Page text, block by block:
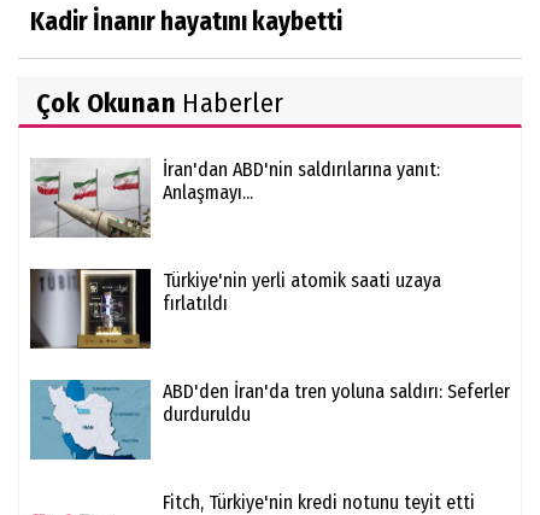
Kadir İnanır hayatını kaybetti
Çok Okunan Haberler
İran'dan ABD'nin saldırılarına yanıt:
Anlaşmayı...
Türkiye'nin yerli atomik saati uzaya
fırlatıldı
ABD'den İran'da tren yoluna saldırı: Seferler
durduruldu
Fitch, Türkiye'nin kredi notunu teyit etti